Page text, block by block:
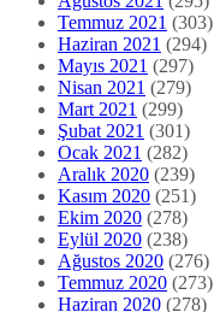
Temmuz 2021 (303)
Haziran 2021 (294)
Mayıs 2021 (297)
Nisan 2021 (279)
Mart 2021 (299)
Şubat 2021 (301)
Ocak 2021 (282)
Aralık 2020 (239)
Kasım 2020 (251)
Ekim 2020 (278)
Eylül 2020 (238)
Ağustos 2020 (276)
Temmuz 2020 (273)
Haziran 2020 (278)